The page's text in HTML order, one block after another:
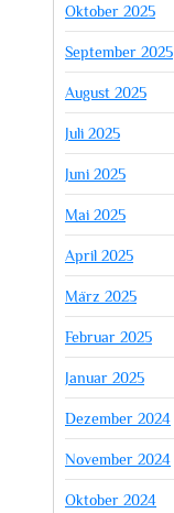
Oktober 2025
September 2025
August 2025
Juli 2025
Juni 2025
Mai 2025
April 2025
März 2025
Februar 2025
Januar 2025
Dezember 2024
November 2024
Oktober 2024